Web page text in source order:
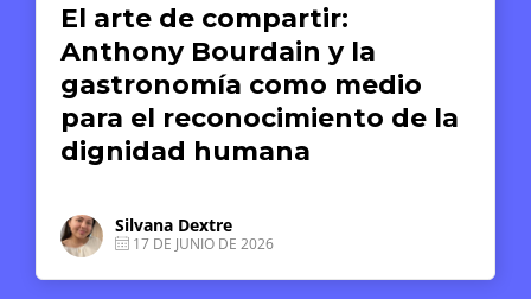
El arte de compartir:
Anthony Bourdain y la
gastronomía como medio
para el reconocimiento de la
dignidad humana
Silvana Dextre
17 DE JUNIO DE 2026